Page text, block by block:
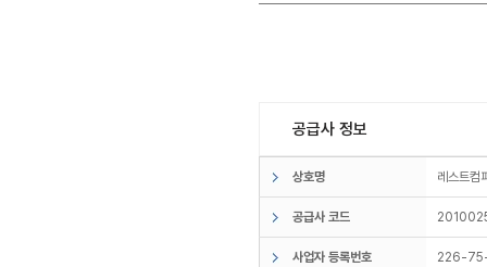
공급사 정보
상호명 레스트
공급사 코드
사업자 등록번호 226-